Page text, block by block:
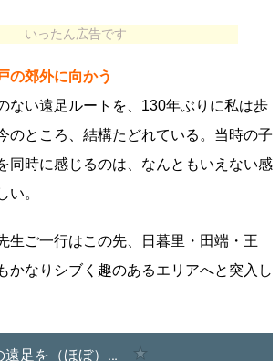
いったん広告です
の郊外に向かう
ない遠足ルートを、130年ぶりに私は歩
のところ、結構たどれている。当時の子
同時に感じるのは、なんともいえない感
い。
生ご一行はこの先、日暮里・田端・王
かなりシブく趣のあるエリアへと突入し